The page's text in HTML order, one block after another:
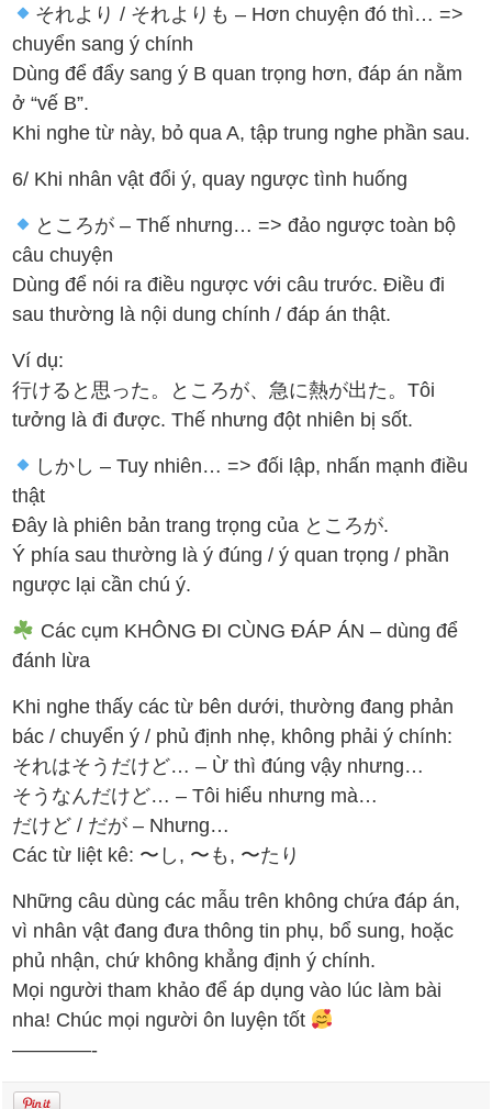
それより / それよりも – Hơn chuyện đó thì… =>
chuyển sang ý chính
Dùng để đẩy sang ý B quan trọng hơn, đáp án nằm
ở “vế B”.
Khi nghe từ này, bỏ qua A, tập trung nghe phần sau.
6/ Khi nhân vật đổi ý, quay ngược tình huống
ところが – Thế nhưng… => đảo ngược toàn bộ
câu chuyện
Dùng để nói ra điều ngược với câu trước. Điều đi
sau thường là nội dung chính / đáp án thật.
Ví dụ:
行けると思った。ところが、急に熱が出た。Tôi
tưởng là đi được. Thế nhưng đột nhiên bị sốt.
しかし – Tuy nhiên… => đối lập, nhấn mạnh điều
thật
Đây là phiên bản trang trọng của ところが.
Ý phía sau thường là ý đúng / ý quan trọng / phần
ngược lại cần chú ý.
Các cụm KHÔNG ĐI CÙNG ĐÁP ÁN – dùng để
đánh lừa
Khi nghe thấy các từ bên dưới, thường đang phản
bác / chuyển ý / phủ định nhẹ, không phải ý chính:
それはそうだけど… – Ừ thì đúng vậy nhưng…
そうなんだけど… – Tôi hiểu nhưng mà…
だけど / だが – Nhưng…
Các từ liệt kê: 〜し, 〜も, 〜たり
Những câu dùng các mẫu trên không chứa đáp án,
vì nhân vật đang đưa thông tin phụ, bổ sung, hoặc
phủ nhận, chứ không khẳng định ý chính.
Mọi người tham khảo để áp dụng vào lúc làm bài
nha! Chúc mọi người ôn luyện tốt
————-